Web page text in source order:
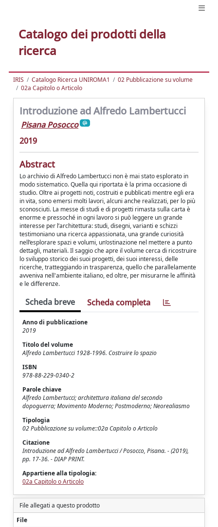
Catalogo dei prodotti della
ricerca
IRIS Catalogo Ricerca UNIROMA1
02 Pubblicazione su volume
02a Capitolo o Articolo
Introduzione ad Alfredo Lambertucci
Pisana Posocco
2019
Abstract
Lo archivio di Alfredo Lambertucci non è mai stato esplorato in
modo sistematico. Quella qui riportata è la prima occasione di
studio. Oltre ai progetti noti, costruiti e pubblicati mentre egli era
in vita, sono emersi molti lavori, alcuni anche realizzati, per lo più
sconosciuti. La messe di studi e di progetti rimasta sulla carta è
enorme e pressoché in ogni lavoro si può leggere un grande
interesse per l’architettura: studi, disegni, varianti e schizzi
testimoniano una ricerca appassionata, una grande curiosità
nell’esplorare spazi e volumi, un’ostinazione nel mettere a punto
dettagli, materiali. Il saggio che apre il volume cerca di ricostruire
lo sviluppo storico dei suoi progetti, dei suoi interessi, delle
ricerche, tratteggiando in trasparenza, quello che parallelamente
avveniva nell'ambiente italiano, ed oltre, per misurarne le affinità
e le differenze.
Scheda breve Scheda completa
Anno di pubblicazione
2019
Titolo del volume
Alfredo Lambertucci 1928-1996. Costruire lo spazio
ISBN
978-88-229-0340-2
Parole chiave
Alfredo Lambertucci; architettura italiana del secondo
dopoguerra; Movimento Moderno; Postmoderno; Neorealiasmo
Tipologia
02 Pubblicazione su volume::02a Capitolo o Articolo
Citazione
Introduzione ad Alfredo Lambertucci / Posocco, Pisana. - (2019),
pp. 17-36. - DIAP PRINT.
Appartiene alla tipologia:
02a Capitolo o Articolo
File allegati a questo prodotto
File